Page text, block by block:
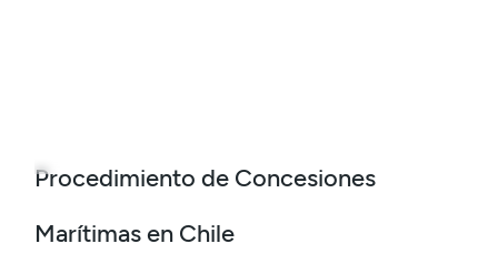
Procedimiento de Concesiones
Marítimas en Chile